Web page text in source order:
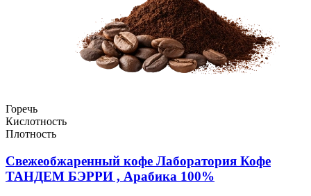
Горечь
Кислотность
Плотность
Свежеобжаренный кофе Лаборатория Кофе
ТАНДЕМ БЭРРИ , Арабика 100%